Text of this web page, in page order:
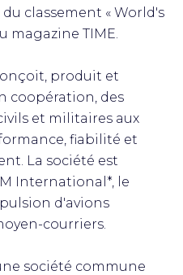
classement « World's
magazine TIME.
produit et
coopération, des
et militaires aux
fiabilité et
La société est
International*, le
d'avions
courriers.
société commune